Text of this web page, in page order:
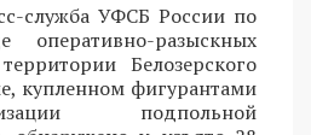
служба УФСБ России по
разыскных
Белозерского
купленном фигурантами
подпольной